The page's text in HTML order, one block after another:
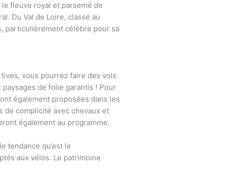
fleuve royal et parsemé de
Du Val de Loire, classé au
particulièrement célèbre pour sa
vous pourrez faire des vols
de folie garantis ! Pour
également proposées dans les
de complicité avec chevaux et
également au programme.
tendance qu’est le
aux vélos. Le patrimoine